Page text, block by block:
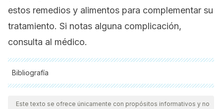
estos remedios y alimentos para complementar su
tratamiento. Si notas alguna complicación,
consulta al médico.
Bibliografía
Todas las fuentes citadas fueron revisadas a profundidad por
nuestro equipo, para asegurar su calidad, confiabilidad,
Este texto se ofrece únicamente con propósitos informativos y no